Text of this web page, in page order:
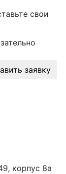
свои
заявку
корпус 8а